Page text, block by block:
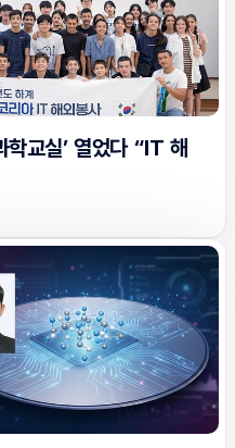
교실’ 열었다 “IT 해